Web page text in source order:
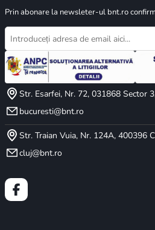
Prin abonare la newsleter-ul bnt.ro
Str. Esarfei, Nr. 72, 031868 Sector
bucuresti@bnt.ro
Str. Traian Vuia, Nr. 124A, 400396
cluj@bnt.ro